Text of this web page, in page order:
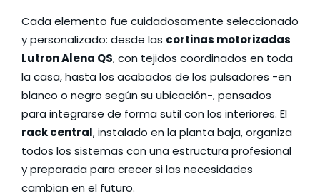
Cada elemento fue cuidadosamente seleccionado
y personalizado: desde las cortinas motorizadas
Lutron Alena QS, con tejidos coordinados en toda
la casa, hasta los acabados de los pulsadores -en
blanco o negro según su ubicación-, pensados
para integrarse de forma sutil con los interiores. El
rack central, instalado en la planta baja, organiza
todos los sistemas con una estructura profesional
y preparada para crecer si las necesidades
cambian en el futuro.